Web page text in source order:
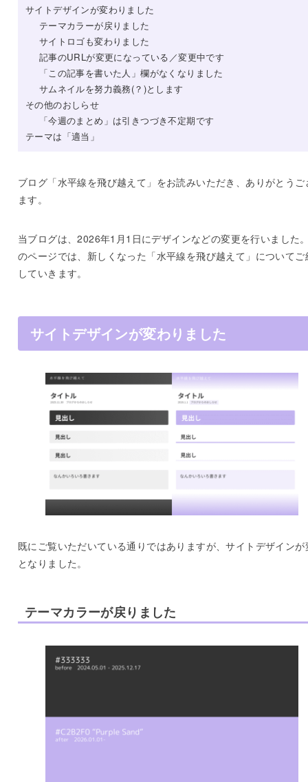
サイトデザインが変わりました
テーマカラーが戻りました
サイトロゴも変わりました
記事のURLが変更になっている／変更中です
「この記事を書いた人」欄がなくなりました
サムネイルを努力義務(？)とします
その他のおしらせ
「今週のまとめ」は引きつづき不定期です
テーマは「適当」
ブログ「水平線を飛び越えて」をお読みいただき、ありがとうご
ます。
当ブログは、2026年1月1日にデザインなどの変更を行いました
のページでは、新しくなった「水平線を飛び越えて」についてご
していきます。
サイトデザインが変わりました
既にご覧いただいている通りではありますが、サイトデザインが
となりました。
テーマカラーが戻りました